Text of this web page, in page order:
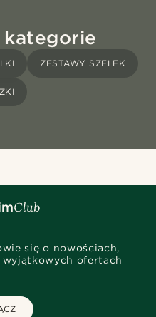
kategorie
ZESTAWY SZELEK
się o nowościach,
ofertach